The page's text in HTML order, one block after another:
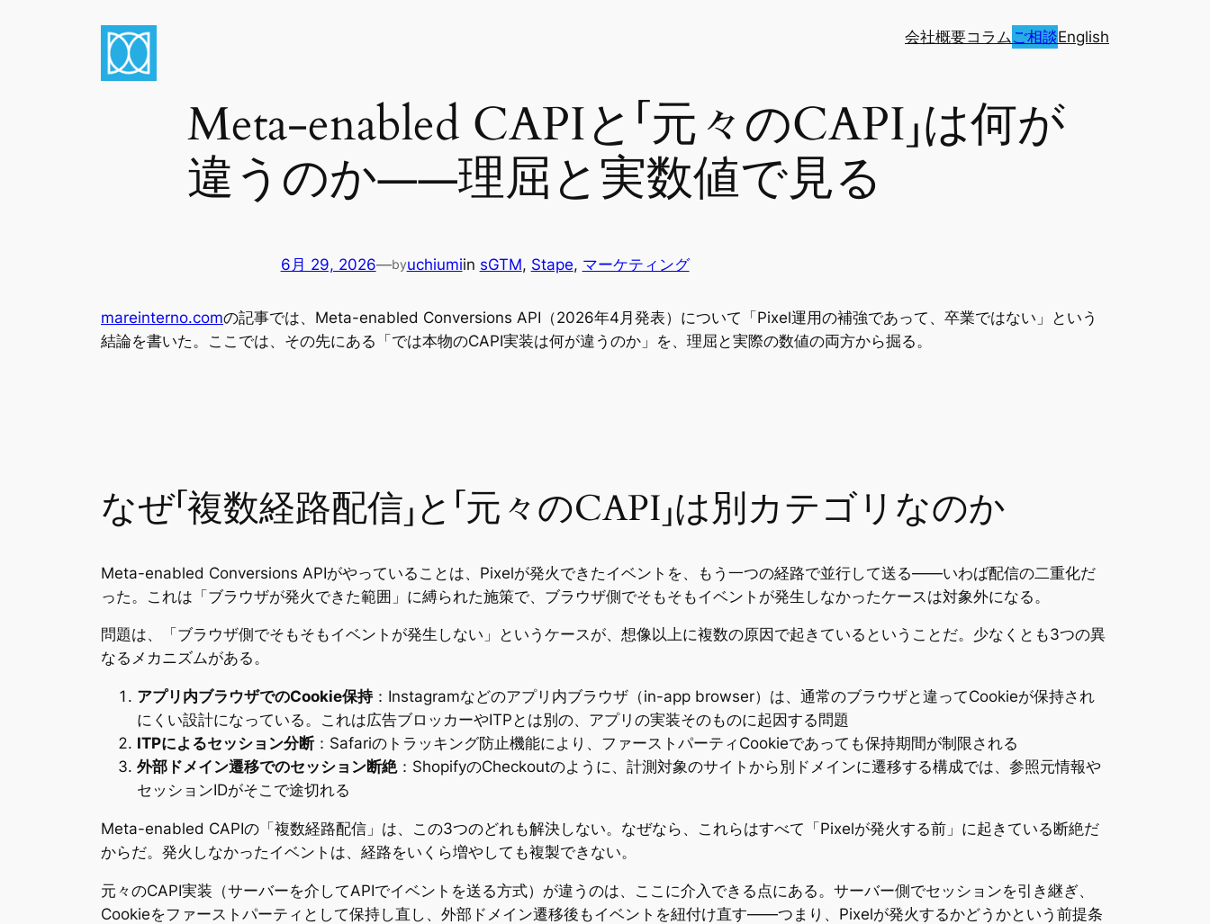
会社概要コラムご相談English
Meta-enabled CAPIと「元々のCAPI」は何が
違うのか——理屈と実数値で見る
6月 29, 2026—byuchiumiin sGTM, Stape, マーケティング
mareinterno.comの記事では、Meta-enabled Conversions API（2026年4月発表）について「Pixel運用の補強であって、卒業ではない」という
結論を書いた。ここでは、その先にある「では本物のCAPI実装は何が違うのか」を、理屈と実際の数値の両方から掘る。
なぜ「複数経路配信」と「元々のCAPI」は別カテゴリなのか
Meta-enabled Conversions APIがやっていることは、Pixelが発火できたイベントを、もう一つの経路で並行して送る——いわば配信の二重化だ
った。これは「ブラウザが発火できた範囲」に縛られた施策で、ブラウザ側でそもそもイベントが発生しなかったケースは対象外になる。
問題は、「ブラウザ側でそもそもイベントが発生しない」というケースが、想像以上に複数の原因で起きているということだ。少なくとも3つの異
なるメカニズムがある。
アプリ内ブラウザでのCookie保持：Instagramなどのアプリ内ブラウザ（in-app browser）は、通常のブラウザと違ってCookieが保持され
にくい設計になっている。これは広告ブロッカーやITPとは別の、アプリの実装そのものに起因する問題
ITPによるセッション分断：Safariのトラッキング防止機能により、ファーストパーティCookieであっても保持期間が制限される
外部ドメイン遷移でのセッション断絶：ShopifyのCheckoutのように、計測対象のサイトから別ドメインに遷移する構成では、参照元情報や
セッションIDがそこで途切れる
Meta-enabled CAPIの「複数経路配信」は、この3つのどれも解決しない。なぜなら、これらはすべて「Pixelが発火する前」に起きている断絶だ
からだ。発火しなかったイベントは、経路をいくら増やしても複製できない。
元々のCAPI実装（サーバーを介してAPIでイベントを送る方式）が違うのは、ここに介入できる点にある。サーバー側でセッションを引き継ぎ、
Cookieをファーストパーティとして保持し直し、外部ドメイン遷移後もイベントを紐付け直す——つまり、Pixelが発火するかどうかという前提条